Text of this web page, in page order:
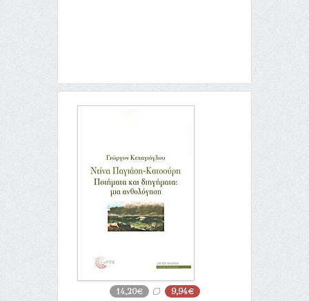
14,20€ 9,94€